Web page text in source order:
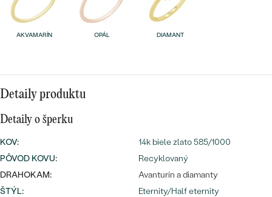
MINIMALISTICKÉ
PODĽA PRÍLEŽITOSTI
PODĽA TVARU DRAHOKAMU
NA MIERU
Najpredávanejšie
náušnice
PREZRIEŤ
Personalizované
prívesky
Najpredávanejšie
prstene
AKVAMARÍN OPÁL DIAMANT
Detaily produktu
Detaily o šperku
KOV:
14k biele zlato 585/1000
PÔVOD KOVU:
Recyklovaný
DRAHOKAM:
Avanturín a diamanty
ŠTÝL:
Eternity/Half eternity